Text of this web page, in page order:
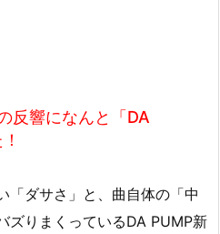
反響になんと「DA
「ダサさ」と、曲自体の「中
ズりまくっているDA PUMP新